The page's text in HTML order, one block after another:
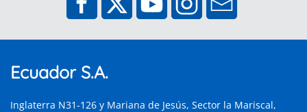
Ecuador S.A.
Inglaterra N31-126 y Mariana de Jesús, Sector la Mariscal,